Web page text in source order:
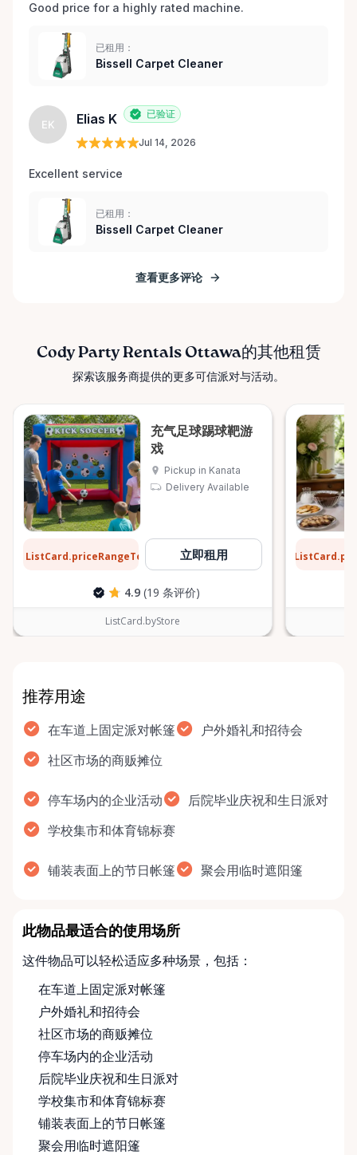
Good price for a highly rated machine.
已租用：
Bissell Carpet Cleaner
EK Elias K 已验证
Jul 14, 2026
Excellent service
已租用：
Bissell Carpet Cleaner
查看更多评论
Cody Party Rentals Ottawa的其他租赁
探索该服务商提供的更多可信派对与活动。
充气足球踢球靶游
戏
Pickup in Kanata
Delivery Available
ListCard.priceRangeTo 立即租用
4.9 (19 条评价)
ListCard.byStore
推荐用途
在车道上固定派对帐篷
户外婚礼和招待会
社区市场的商贩摊位
停车场内的企业活动
后院毕业庆祝和生日派对
学校集市和体育锦标赛
铺装表面上的节日帐篷 聚会用临时遮阳篷
此物品最适合的使用场所
这件物品可以轻松适应多种场景，包括：
在车道上固定派对帐篷
户外婚礼和招待会
社区市场的商贩摊位
停车场内的企业活动
后院毕业庆祝和生日派对
学校集市和体育锦标赛
铺装表面上的节日帐篷
聚会用临时遮阳篷